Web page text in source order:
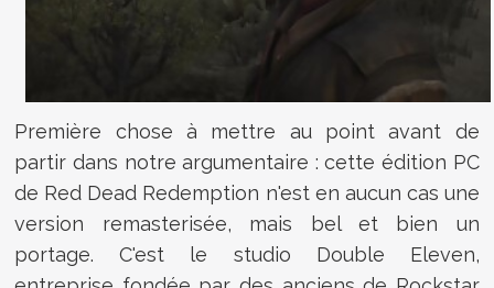
Première chose à mettre au point avant de
partir dans notre argumentaire : cette édition PC
de Red Dead Redemption n'est en aucun cas une
version remasterisée, mais bel et bien un
portage. C'est le studio Double Eleven,